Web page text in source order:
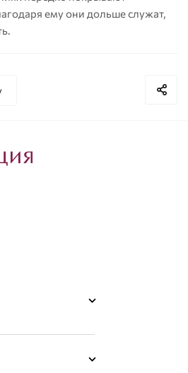
ему они дольше служат,